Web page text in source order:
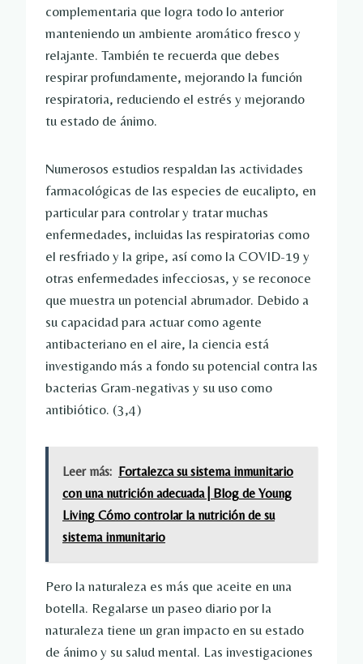
complementaria que logra todo lo anterior
manteniendo un ambiente aromático fresco y
relajante. También te recuerda que debes
respirar profundamente, mejorando la función
respiratoria, reduciendo el estrés y mejorando
tu estado de ánimo.
Numerosos estudios respaldan las actividades
farmacológicas de las especies de eucalipto, en
particular para controlar y tratar muchas
enfermedades, incluidas las respiratorias como
el resfriado y la gripe, así como la COVID-19 y
otras enfermedades infecciosas, y se reconoce
que muestra un potencial abrumador. Debido a
su capacidad para actuar como agente
antibacteriano en el aire, la ciencia está
investigando más a fondo su potencial contra las
bacterias Gram-negativas y su uso como
antibiótico. (3,4)
Leer más: Fortalezca su sistema inmunitario
con una nutrición adecuada | Blog de Young
Living Cómo controlar la nutrición de su
sistema inmunitario
Pero la naturaleza es más que aceite en una
botella. Regalarse un paseo diario por la
naturaleza tiene un gran impacto en su estado
de ánimo y su salud mental. Las investigaciones